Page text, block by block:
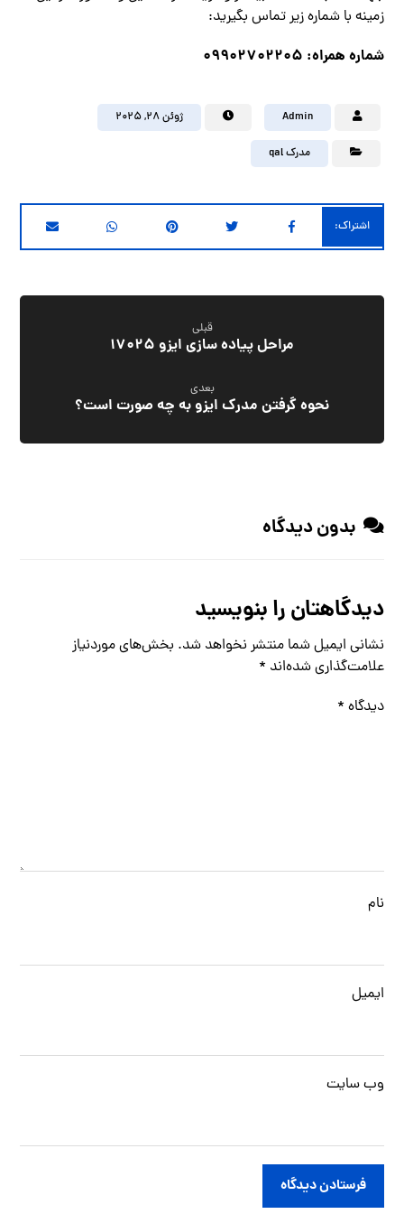
زمینه با شماره زیر تماس بگیرید:
شماره همراه: 09902702205
Admin ژوئن ۲۸, ۲۰۲۵
مدرک qal
قبلی
مراحل پیاده سازی ایزو 17025
بعدی
نحوه گرفتن مدرک ایزو به چه صورت است؟
بدون دیدگاه
دیدگاهتان را بنویسید
نشانی ایمیل شما منتشر نخواهد شد. بخش‌های موردنیاز
علامت‌گذاری شده‌اند *
دیدگاه *
نام
ایمیل
وب‌ سایت
فرستادن دیدگاه